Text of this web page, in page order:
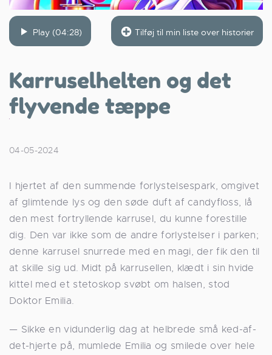
Play (04:28) Tilføj til min liste over historier
Karruselhelten og det
flyvende tæppe
04-05-2024
I hjertet af den summende forlystelsespark, omgivet
af glimtende lys og den søde duft af candyfloss, lå
den mest fortryllende karrusel, du kunne forestille
dig. Den var ikke som de andre forlystelser i parken;
denne karrusel snurrede med en magi, der fik den til
at skille sig ud. Midt på karrusellen, klædt i sin hvide
kittel med et stetoskop svøbt om halsen, stod
Doktor Emilia.
— Sikke en vidunderlig dag at helbrede små ked-af-
det-hjerte på, mumlede Emilia og smilede over hele